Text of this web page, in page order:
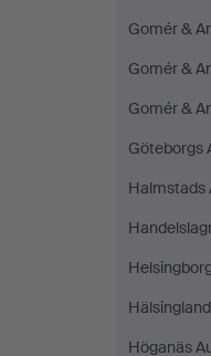
Gomér &
Gomér &
Gomér &
Göteborgs
Halmstads
Höganäs